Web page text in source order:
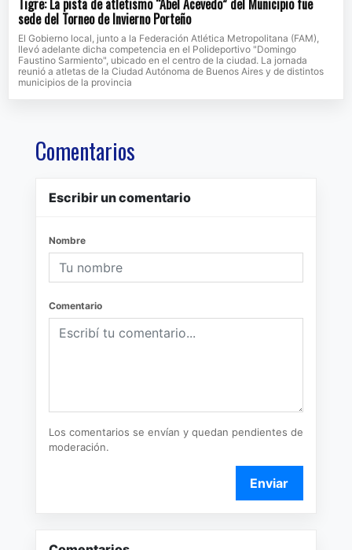
Tigre: La pista de atletismo “Abel Acevedo” del Municipio fue
sede del Torneo de Invierno Porteño
El Gobierno local, junto a la Federación Atlética Metropolitana (FAM),
llevó adelante dicha competencia en el Polideportivo "Domingo
Faustino Sarmiento", ubicado en el centro de la ciudad. La jornada
reunió a atletas de la Ciudad Autónoma de Buenos Aires y de distintos
municipios de la provincia
Comentarios
Escribir un comentario
Nombre
Comentario
Los comentarios se envían y quedan pendientes de
moderación.
Enviar